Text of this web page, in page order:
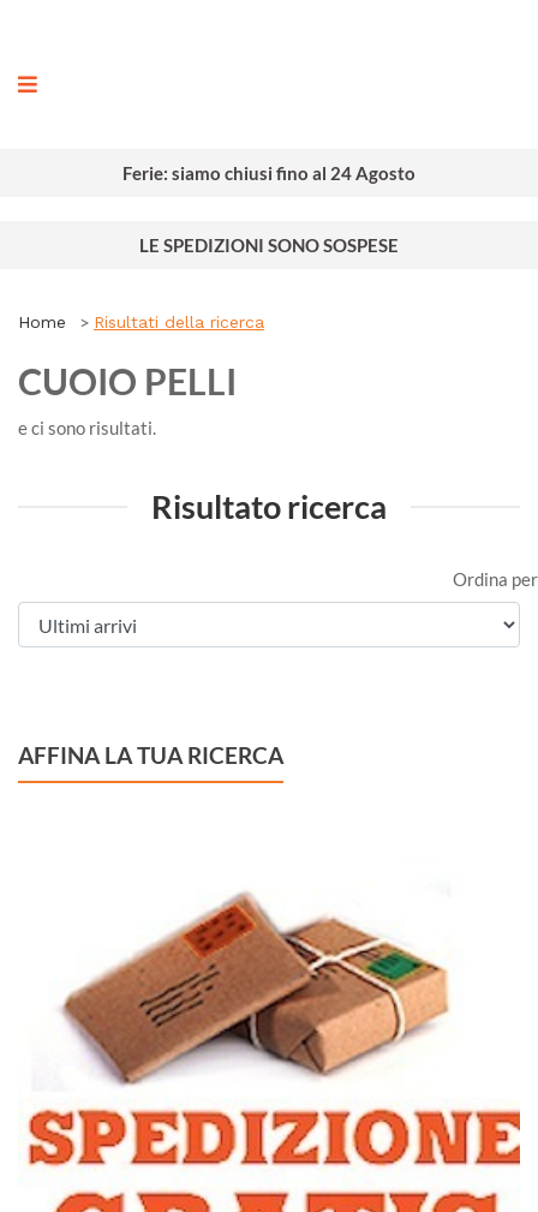
Ferie: siamo chiusi fino al 24 Agosto
LE SPEDIZIONI SONO SOSPESE
Home Risultati della ricerca
CUOIO PELLI
e ci sono risultati.
Risultato ricerca
AFFINA LA TUA RICERCA
Ordina per